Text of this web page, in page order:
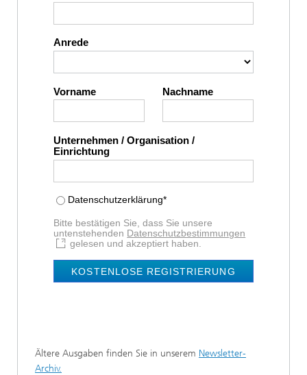
Anrede
Vorname Nachname
Unternehmen / Organisation /
Einrichtung
Datenschutzerklärung*
Bitte bestätigen Sie, dass Sie unsere
untenstehenden Datenschutzbestimmungen
gelesen und akzeptiert haben.
KOSTENLOSE REGISTRIERUNG
Ältere Ausgaben finden Sie in unserem Newsletter-
Archiv.